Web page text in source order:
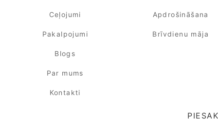
Ceļojumi
Pakalpojumi
Blogs
Par mums
Kontakti
Apdrošināšana
Brīvdienu māja